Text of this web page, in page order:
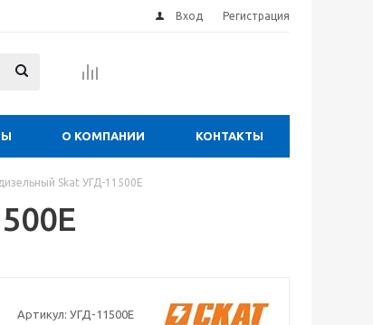
Вход Регистрация
О КОМПАНИИ КОНТАКТЫ
Skat УГД-11500Е
Артикул: УГД-11500Е